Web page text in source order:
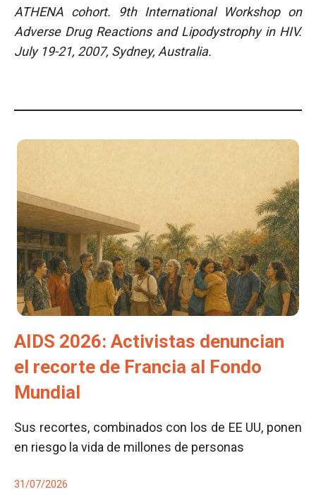
ATHENA cohort. 9th International Workshop on
Adverse Drug Reactions and Lipodystrophy in HIV.
July 19-21, 2007, Sydney, Australia.
AIDS 2026: Activistas denuncian
el recorte de Francia al Fondo
Mundial
Sus recortes, combinados con los de EE UU, ponen
en riesgo la vida de millones de personas
31/07/2026